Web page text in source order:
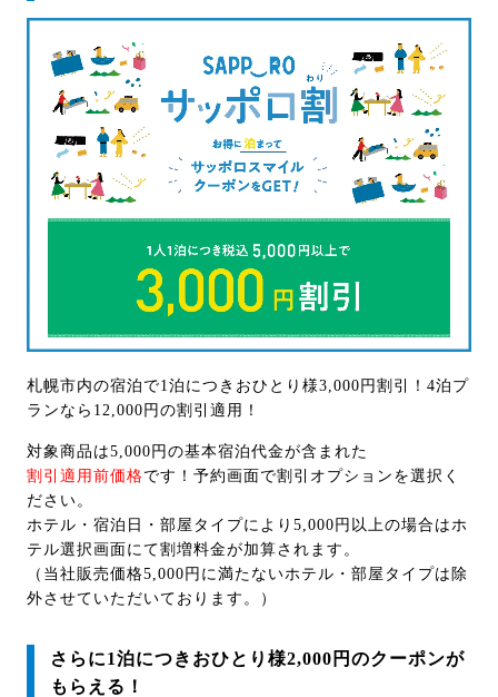
札幌市内の宿泊で1泊につきおひとり様3,000円割引！4泊プ
ランなら12,000円の割引適用！
対象商品は5,000円の基本宿泊代金が含まれた
割引適用前価格です！予約画面で割引オプションを選択く
ださい。
ホテル・宿泊日・部屋タイプにより5,000円以上の場合はホ
テル選択画面にて割増料金が加算されます。
（当社販売価格5,000円に満たないホテル・部屋タイプは除
外させていただいております。）
さらに1泊につきおひとり様2,000円のクーポンが
もらえる！